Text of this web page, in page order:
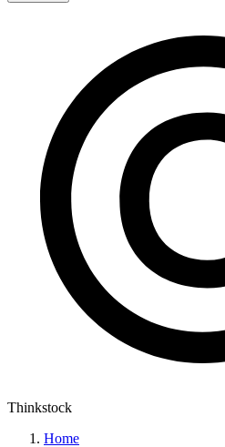
Thinkstock
Home